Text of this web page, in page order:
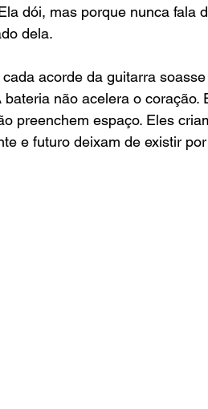
dói, mas porque nunca fala
dela.
acorde da guitarra
não acelera o coração.
preenchem espaço. Eles
e futuro deixam de existir